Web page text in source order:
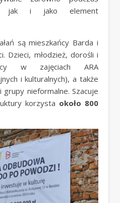
jak i jako element
są mieszkańcy Barda i
Dzieci, młodzież, dorośli i
w zajęciach ARA
i kulturalnych), a także
nieformalne. Szacuje
korzysta około 800